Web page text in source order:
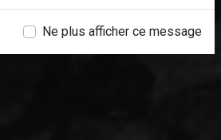
Ne plus afficher ce message